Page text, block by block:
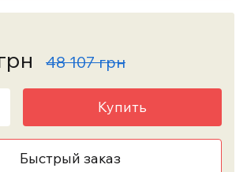
48 107 грн
Купить
Быстрый заказ